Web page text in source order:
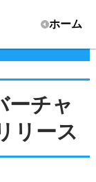
ホーム
ーチャ
リース